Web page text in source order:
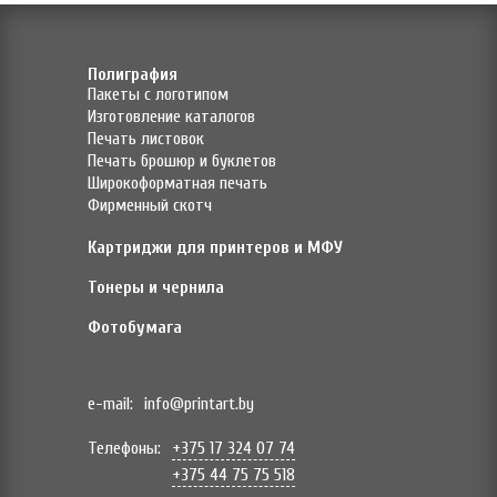
Полиграфия
Пакеты с логотипом
Изготовление каталогов
Печать листовок
Печать брошюр и буклетов
Широкоформатная печать
Фирменный скотч
Картриджи для принтеров и МФУ
Тонеры и чернила
Фотобумага
e-mail: info@printart.by
Телефоны:
+375 17 324 07 74
+375 44 75 75 518